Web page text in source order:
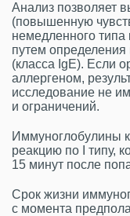
Анализ позволяет
(повышенную
немедленного типа
путем определения
(класса IgE). Если
аллергеном,
исследование не
и ограничений.
Иммуноглобулины
реакцию по I типу,
15 минут после
Срок жизни
с момента